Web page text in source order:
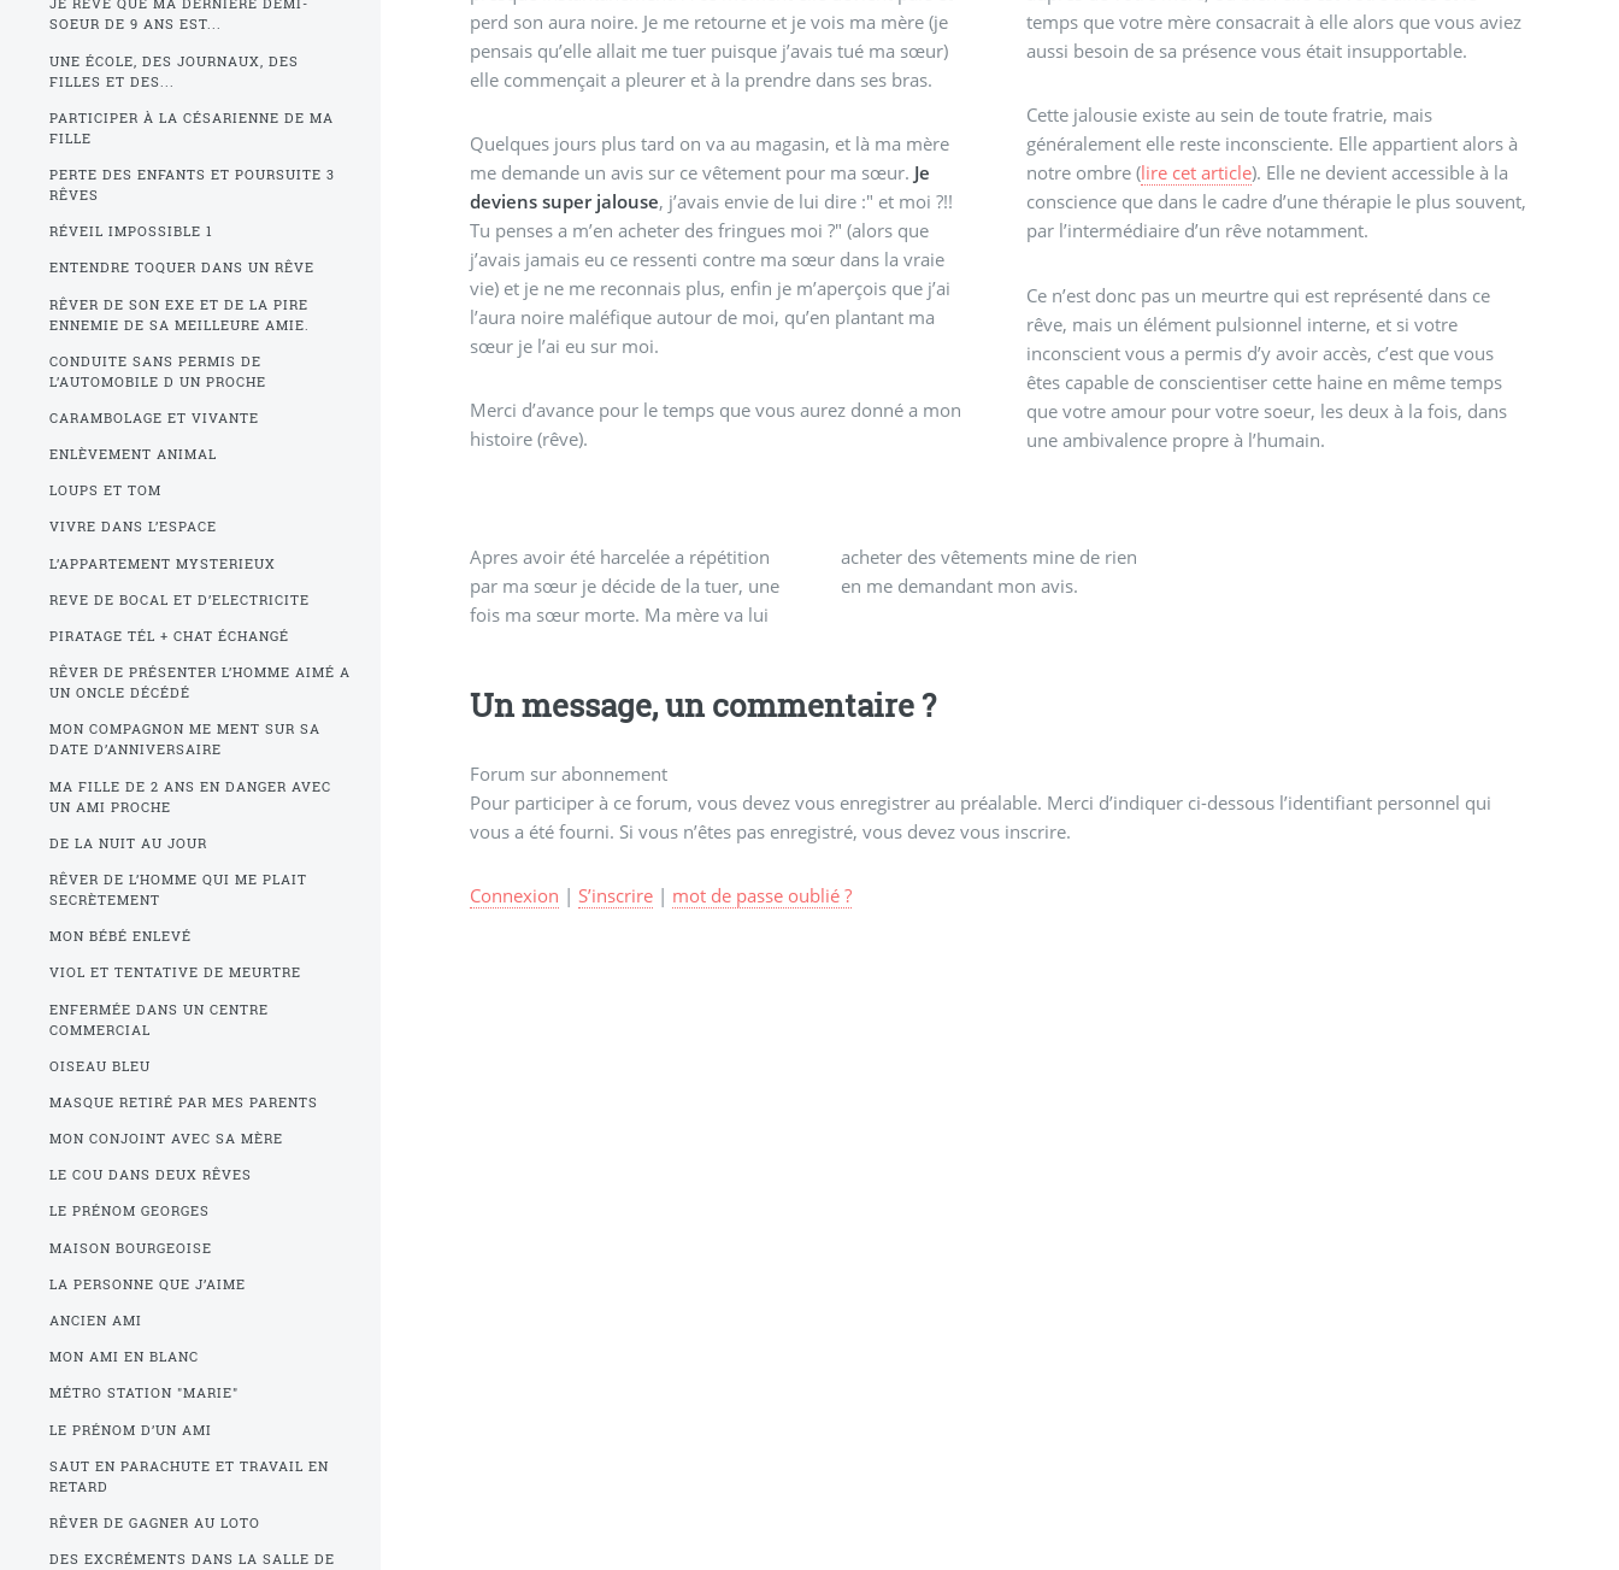
perd son aura noire. Je me retourne et je vois ma mère (je
pensais qu’elle allait me tuer puisque j’avais tué ma sœur)
elle commençait a pleurer et à la prendre dans ses bras.
Quelques jours plus tard on va au magasin, et là ma mère
me demande un avis sur ce vêtement pour ma sœur. Je
deviens super jalouse, j’avais envie de lui dire :" et moi ?!!
Tu penses a m’en acheter des fringues moi ?" (alors que
j’avais jamais eu ce ressenti contre ma sœur dans la vraie
vie) et je ne me reconnais plus, enfin je m’aperçois que j’ai
l’aura noire maléfique autour de moi, qu’en plantant ma
sœur je l’ai eu sur moi.
Merci d’avance pour le temps que vous aurez donné a mon
histoire (rêve).
temps que votre mère consacrait à elle alors que vous aviez
aussi besoin de sa présence vous était insupportable.
Cette jalousie existe au sein de toute fratrie, mais
généralement elle reste inconsciente. Elle appartient alors à
notre ombre (lire cet article). Elle ne devient accessible à la
conscience que dans le cadre d’une thérapie le plus souvent,
par l’intermédiaire d’un rêve notamment.
Ce n’est donc pas un meurtre qui est représenté dans ce
rêve, mais un élément pulsionnel interne, et si votre
inconscient vous a permis d’y avoir accès, c’est que vous
êtes capable de conscientiser cette haine en même temps
que votre amour pour votre soeur, les deux à la fois, dans
une ambivalence propre à l’humain.
Apres avoir été harcelée a répétition
par ma sœur je décide de la tuer, une
fois ma sœur morte. Ma mère va lui
acheter des vêtements mine de rien
en me demandant mon avis.
Un message, un commentaire ?
Forum sur abonnement
Pour participer à ce forum, vous devez vous enregistrer au préalable. Merci d’indiquer ci-dessous l’identifiant personnel qui
vous a été fourni. Si vous n’êtes pas enregistré, vous devez vous inscrire.
Connexion | S’inscrire| mot de passe oublié ?
JE RÊVE QUE MA DERNIÈRE DEMI-
SOEUR DE 9 ANS EST...
UNE ÉCOLE, DES JOURNAUX, DES
FILLES ET DES...
PARTICIPER À LA CÉSARIENNE DE MA
FILLE
PERTE DES ENFANTS ET POURSUITE 3
RÊVES
RÉVEIL IMPOSSIBLE 1
ENTENDRE TOQUER DANS UN RÊVE
RÊVER DE SON EXE ET DE LA PIRE
ENNEMIE DE SA MEILLEURE AMIE.
CONDUITE SANS PERMIS DE
L’AUTOMOBILE D UN PROCHE
CARAMBOLAGE ET VIVANTE
ENLÈVEMENT ANIMAL
LOUPS ET TOM
VIVRE DANS L’ESPACE
L’APPARTEMENT MYSTERIEUX
REVE DE BOCAL ET D’ELECTRICITE
PIRATAGE TÉL + CHAT ÉCHANGÉ
RÊVER DE PRÉSENTER L’HOMME AIMÉ A
UN ONCLE DÉCÉDÉ
MON COMPAGNON ME MENT SUR SA
DATE D’ANNIVERSAIRE
MA FILLE DE 2 ANS EN DANGER AVEC
UN AMI PROCHE
DE LA NUIT AU JOUR
RÊVER DE L’HOMME QUI ME PLAIT
SECRÈTEMENT
MON BÉBÉ ENLEVÉ
VIOL ET TENTATIVE DE MEURTRE
ENFERMÉE DANS UN CENTRE
COMMERCIAL
OISEAU BLEU
MASQUE RETIRÉ PAR MES PARENTS
MON CONJOINT AVEC SA MÈRE
LE COU DANS DEUX RÊVES
LE PRÉNOM GEORGES
MAISON BOURGEOISE
LA PERSONNE QUE J’AIME
ANCIEN AMI
MON AMI EN BLANC
MÉTRO STATION "MARIE"
LE PRÉNOM D’UN AMI
SAUT EN PARACHUTE ET TRAVAIL EN
RETARD
RÊVER DE GAGNER AU LOTO
DES EXCRÉMENTS DANS LA SALLE DE